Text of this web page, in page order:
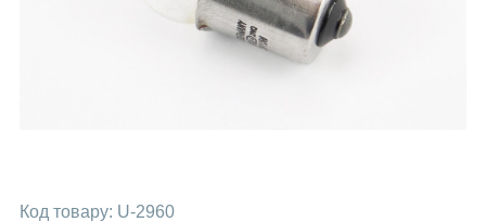
Код товару: U-2960